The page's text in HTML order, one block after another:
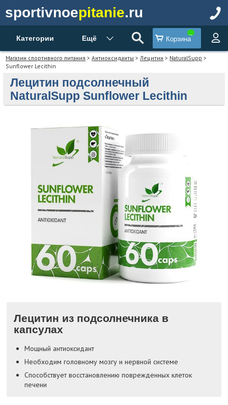
sportivnoepitanie.ru
Категории Ещё Корзина
Магазин спортивного питания >Антиоксиданты > Лецитин > NaturalSupp >
Sunflower Lecithin
Лецитин подсолнечный
NaturalSupp Sunflower Lecithin
Лецитин из подсолнечника в
капсулах
Мощный антиоксидант
Необходим головному мозгу и нервной системе
Способствует восстановлению поврежденных клеток
печени